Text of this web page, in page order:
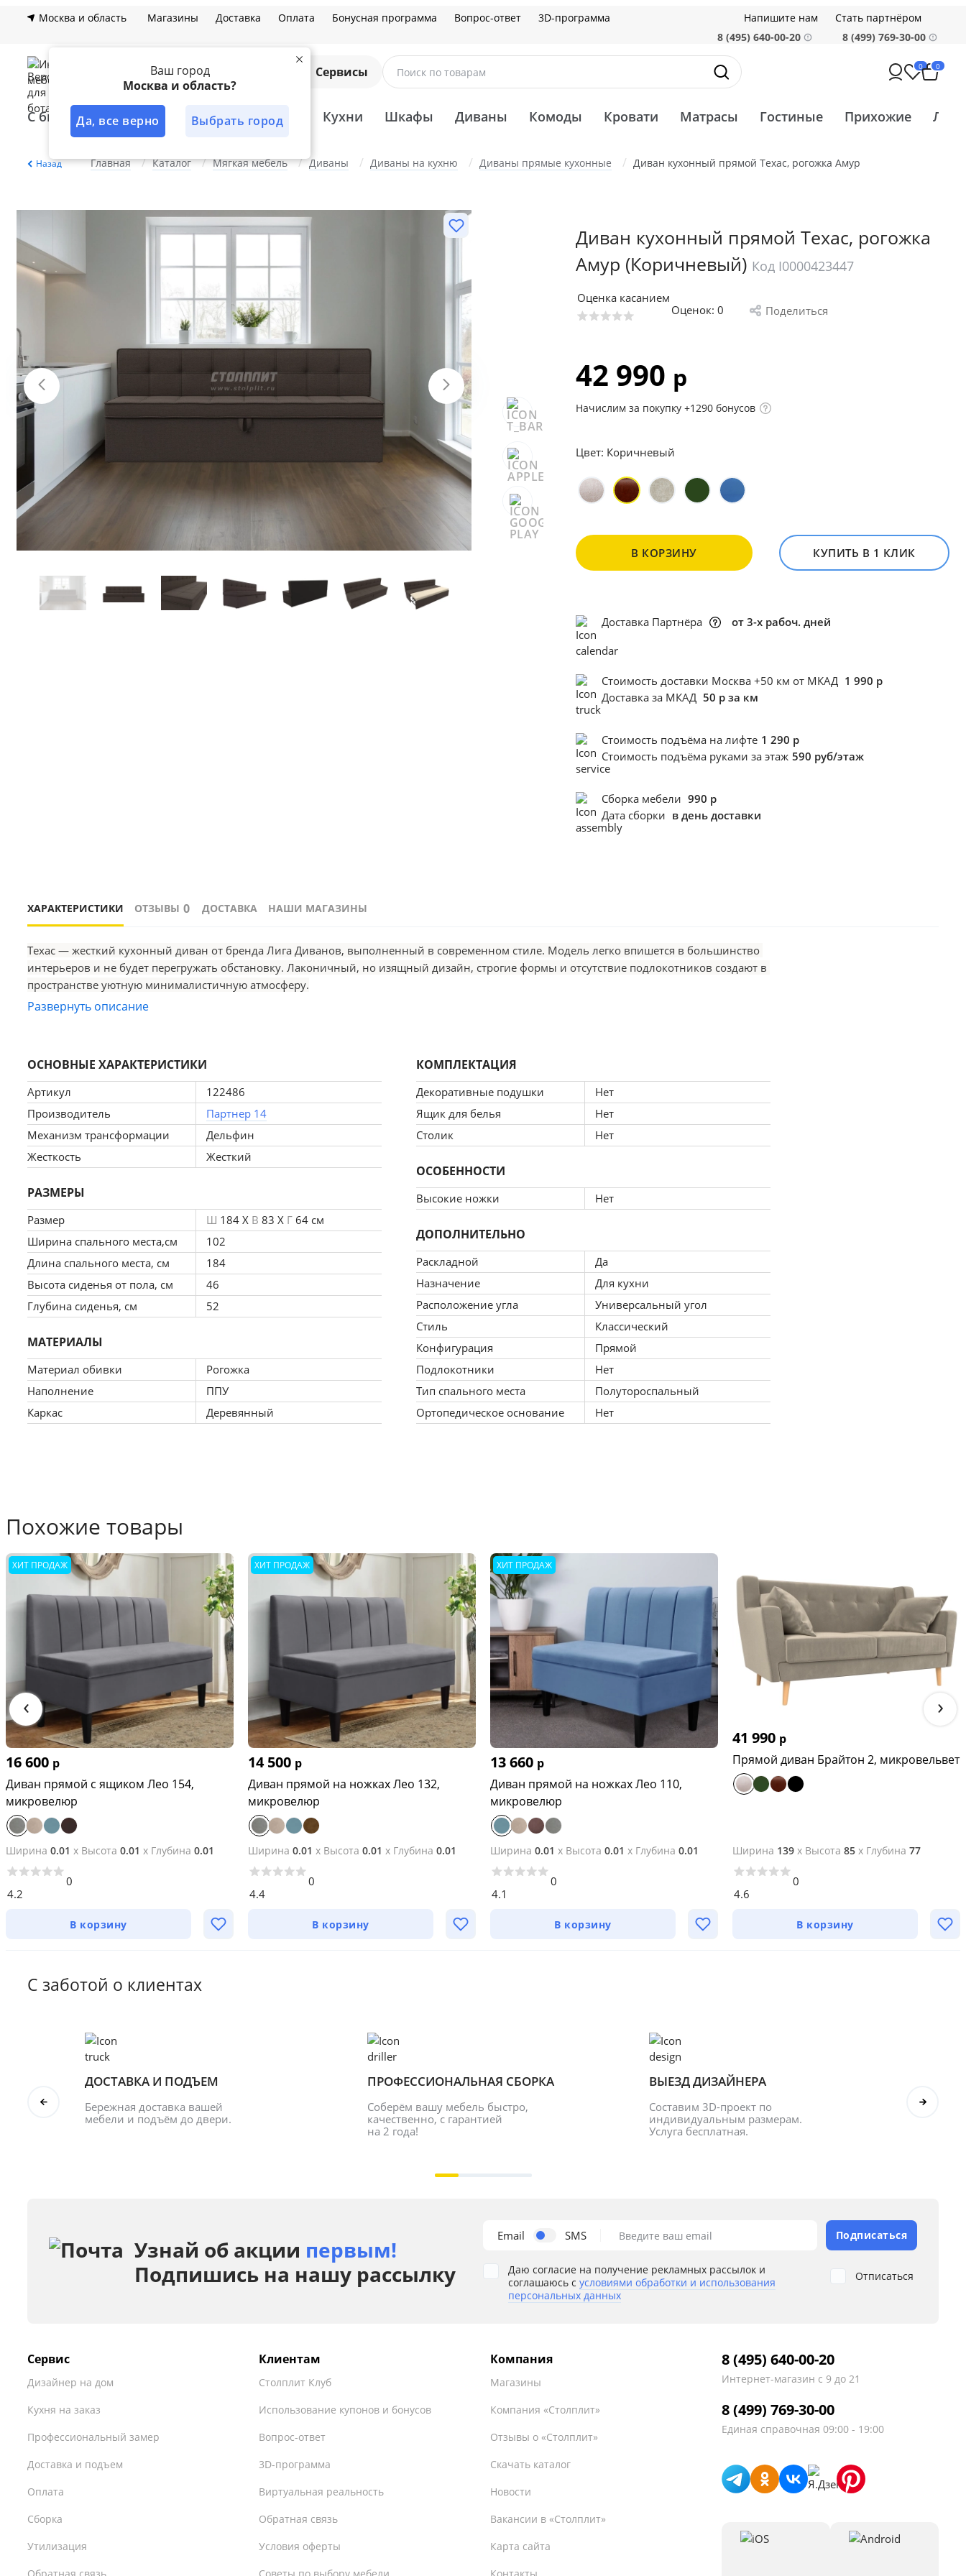
Ваш город
Москва и область?
Да, все верно Выбрать город
Москва и область Магазины Доставка Оплата Бонусная программа Вопрос-ответ 3D-программа Напишите нам
Стать партнёром
8 (495) 640-00-20
8 (499) 769-30-00
Сервисы Поиск по товарам 0 0
С быстрой доставкой Лучшее решение Кухни Шкафы Диваны Комоды Кровати Матрасы Гостиные Прихожие
Назад Главная Каталог Мягкая мебель Диваны Диваны на кухню Диваны прямые кухонные Диван кухонный прямой Техас, рогожка Амур
Диван кухонный прямой Техас, рогожка
Амур (Коричневый) Код I0000423447
Оценка касанием
Оценок: 0 Поделиться
42 990 р
Начислим за покупку +1290 бонусов
Цвет: Коричневый
В КОРЗИНУ КУПИТЬ В 1 КЛИК
Доставка Партнёра от 3-х рабоч. дней
Стоимость доставки Москва +50 км от МКАД 1 990 р
Доставка за МКАД 50 р за км
Стоимость подъёма на лифте 1 290 р
Стоимость подъёма руками за этаж 590 руб/этаж
Сборка мебели 990 р
Дата сборки в день доставки
ХАРАКТЕРИСТИКИ ОТЗЫВЫ 0 ДОСТАВКА НАШИ МАГАЗИНЫ
Техас — жесткий кухонный диван от бренда Лига Диванов, выполненный в современном стиле. Модель легко впишется в большинство
интерьеров и не будет перегружать обстановку. Лаконичный, но изящный дизайн, строгие формы и отсутствие подлокотников создают в
пространстве уютную минималистичную атмосферу.
Материалы и выбор цвета
подстраивается под фигуру и создает комфорт при использовании дивана. Ножки состоят из пластика.
Для изготовления обивки доступно несколько вариантов тканей и большое количество расцветок на любой вкус.
Удобная трансформация
Модель оснащена механизмом трансформации «дельфин», с помощью которого можно легко превратить диван в полноценное спальное место
размером 102×184 см.
Развернуть описание
ОСНОВНЫЕ ХАРАКТЕРИСТИКИ
Артикул
122486
Производитель
Партнер 14
Механизм трансформации
Дельфин
Жесткость
Жесткий
РАЗМЕРЫ
Размер Ш 184 X В 83 X Г 64 см
Ширина спального места,см
102
Длина спального места, см
184
Высота сиденья от пола, см
46
Глубина сиденья, см
52
МАТЕРИАЛЫ
Материал обивки
Рогожка
Наполнение
ППУ
Каркас
Деревянный
КОМПЛЕКТАЦИЯ
Декоративные подушки
Нет
Ящик для белья
Нет
Столик
Нет
ОСОБЕННОСТИ
Высокие ножки Нет
ДОПОЛНИТЕЛЬНО
Раскладной
Да
Назначение
Для кухни
Расположение угла
Универсальный угол
Стиль
Классический
Конфигурация
Прямой
Подлокотники
Нет
Тип спального места
Полутороспальный
Ортопедическое основание
Нет
Похожие товары
ХИТ ПРОДАЖ
16 600 р
Диван прямой с ящиком Лео 154,
микровелюр
Ширина 0.01 x Высота 0.01 x Глубина 0.01
4.2
0
В корзину
ХИТ ПРОДАЖ
14 500 р
Диван прямой на ножках Лео 132,
микровелюр
Ширина 0.01 x Высота 0.01 x Глубина 0.01
4.4
0
В корзину
ХИТ ПРОДАЖ
13 660 р
Диван прямой на ножках Лео 110,
микровелюр
Ширина 0.01 x Высота 0.01 x Глубина 0.01
4.1
0
В корзину
41 990 р
Прямой диван Брайтон 2, микровельвет
Ширина 139 x Высота 85 x Глубина 77
4.6
0
В корзину
‹ ›
С заботой о клиентах
ДОСТАВКА И ПОДЪЕМ
Бережная доставка вашей
мебели и подъём до двери.
ПРОФЕССИОНАЛЬНАЯ СБОРКА
Соберём вашу мебель быстро,
качественно, с гарантией
на 2 года!
ВЫЕЗД ДИЗАЙНЕРА
Составим 3D-проект по
индивидуальным размерам.
Услуга бесплатная.
Узнай об акции первым!
Подпишись на нашу рассылку
Email SMS Введите ваш email Подписаться
Даю согласие на получение рекламных рассылок и
соглашаюсь с условиями обработки и использования
персональных данных
Отписаться
Сервис
Дизайнер на дом
Кухня на заказ
Профессиональный замер
Доставка и подъем
Оплата
Сборка
Утилизация
Клиентам
Столплит Клуб
Использование купонов и бонусов
Вопрос-ответ
3D-программа
Виртуальная реальность
Обратная связь
Условия оферты
Компания
Магазины
Компания «Столплит»
Отзывы о «Столплит»
Скачать каталог
Новости
Вакансии в «Столплит»
Карта сайта
8 (495) 640-00-20
Интернет-магазин с 9 до 21
8 (499) 769-30-00
Единая справочная 09:00 - 19:00